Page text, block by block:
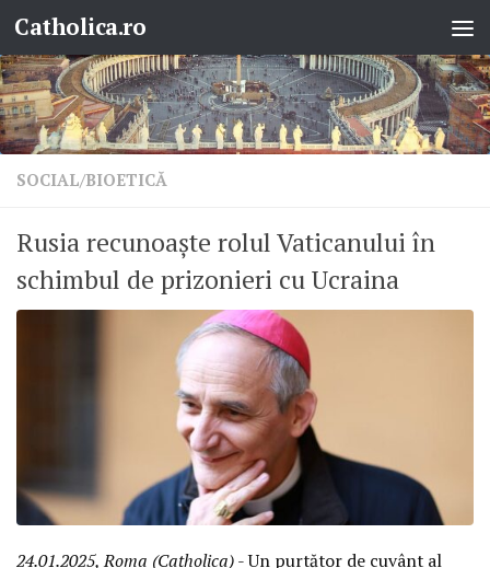
Skip to content
Catholica.ro
SOCIAL/BIOETICĂ
Rusia recunoaște rolul Vaticanului în
schimbul de prizonieri cu Ucraina
24.01.2025, Roma (Catholica)- Un purtător de cuvânt al